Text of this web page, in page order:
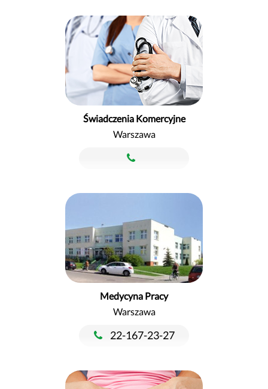
Świadczenia Komercyjne
Warszawa
Medycyna Pracy
Warszawa
22-167-23-27